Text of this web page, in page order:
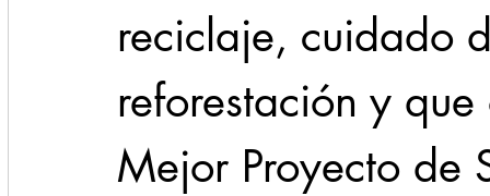
reciclaje, cuidado
reforestación y
Mejor Proyecto